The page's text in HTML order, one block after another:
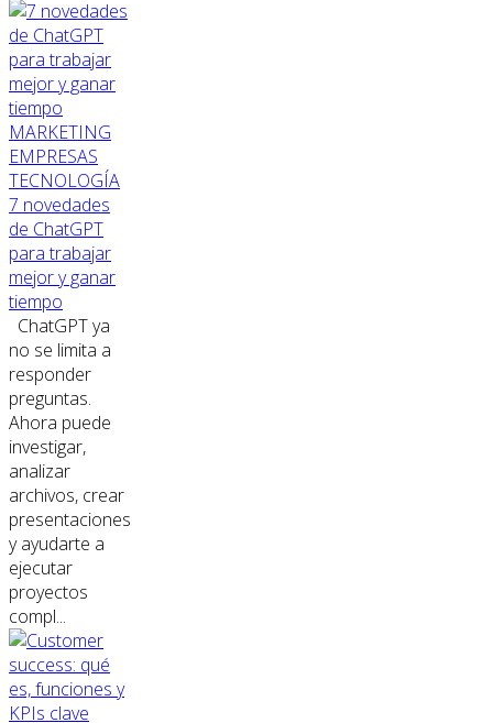
MARKETING
EMPRESAS
TECNOLOGÍA
7 novedades
de ChatGPT
para trabajar
mejor y ganar
tiempo
ChatGPT ya
no se limita a
responder
preguntas.
Ahora puede
investigar,
analizar
archivos, crear
presentaciones
y ayudarte a
ejecutar
proyectos
compl...